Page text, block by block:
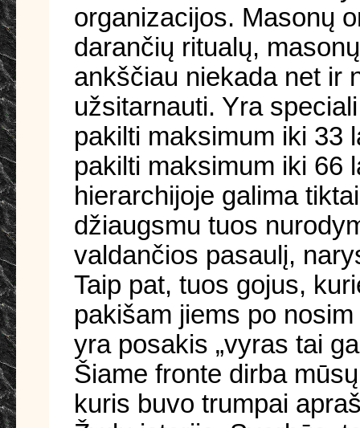
organizacijos. Masonų
darančių ritualų,
ankščiau niekada net ir
užsitarnauti. Yra
pakilti maksimum iki 33
pakilti maksimum iki 66
hierarchijoje galima
džiaugsmu tuos
valdančios pasaulį,
Taip pat, tuos gojus,
pakišam jiems po
yra posakis „vyras tai
Šiame fronte dirba
kuris buvo trumpai